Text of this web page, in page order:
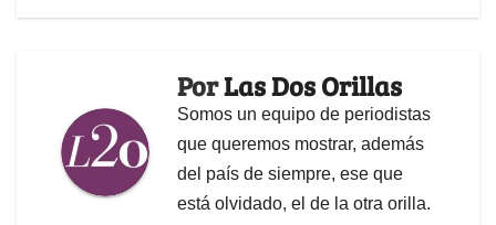
PorLas Dos Orillas
Somos un equipo de periodistas
que queremos mostrar, además
del país de siempre, ese que
está olvidado, el de la otra orilla.